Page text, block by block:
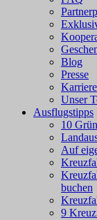
Blog
Presse
Karriere
Unser
Ausflugstipps
10
Auf
buchen
9